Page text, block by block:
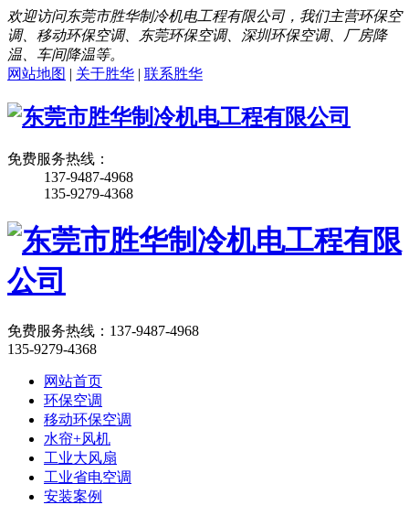
欢迎访问东莞市胜华制冷机电工程有限公司，我们主营环保空
调、移动环保空调、东莞环保空调、深圳环保空调、厂房降
温、车间降温等。
网站地图 | 关于胜华 | 联系胜华
免费服务热线：
137-9487-4968
135-9279-4368
免费服务热线： 137-9487-4968
135-9279-4368
网站首页
环保空调
移动环保空调
水帘+风机
工业大风扇
工业省电空调
安装案例